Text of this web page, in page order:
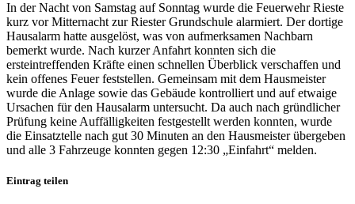
In der Nacht von Samstag auf Sonntag wurde die Feuerwehr Rieste
kurz vor Mitternacht zur Riester Grundschule alarmiert. Der dortige
Hausalarm hatte ausgelöst, was von aufmerksamen Nachbarn
bemerkt wurde. Nach kurzer Anfahrt konnten sich die
ersteintreffenden Kräfte einen schnellen Überblick verschaffen und
kein offenes Feuer feststellen. Gemeinsam mit dem Hausmeister
wurde die Anlage sowie das Gebäude kontrolliert und auf etwaige
Ursachen für den Hausalarm untersucht. Da auch nach gründlicher
Prüfung keine Auffälligkeiten festgestellt werden konnten, wurde
die Einsatztelle nach gut 30 Minuten an den Hausmeister übergeben
und alle 3 Fahrzeuge konnten gegen 12:30 „Einfahrt“ melden.
Eintrag teilen